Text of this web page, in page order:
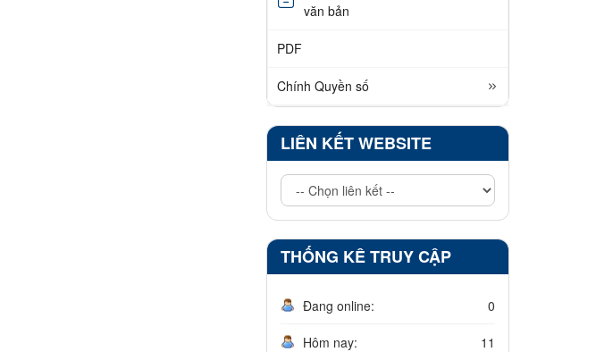
văn bản
PDF
Chính Quyền số
LIÊN KẾT WEBSITE
THỐNG KÊ TRUY CẬP
Đang online: 0
Hôm nay: 11